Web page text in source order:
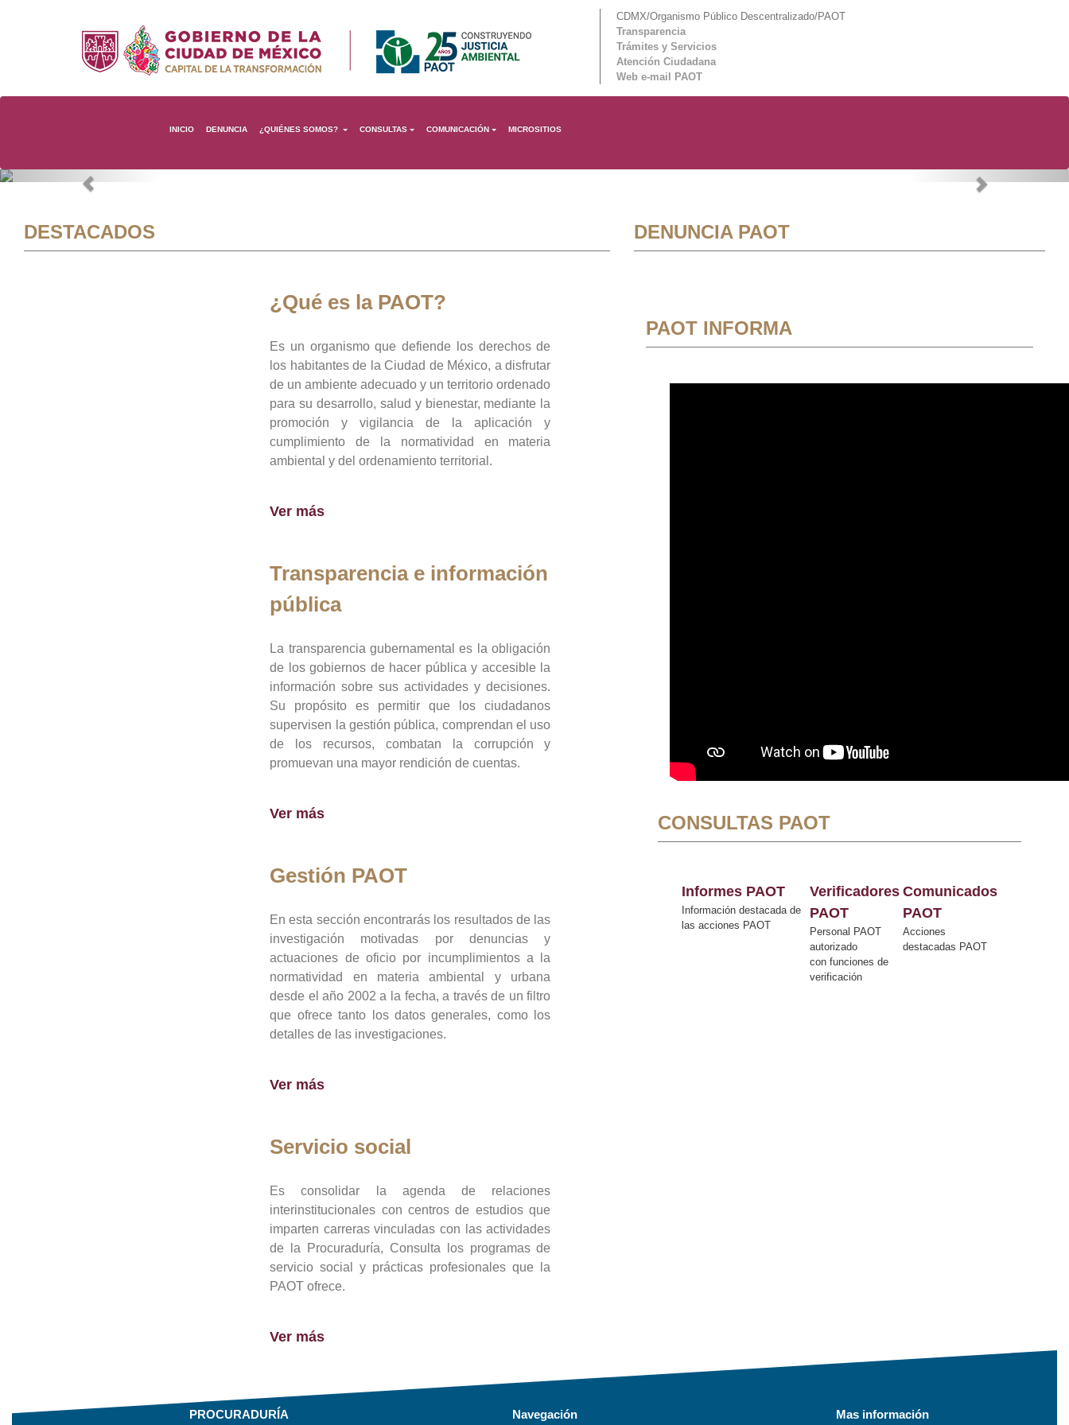
CDMX/Organismo Público Descentralizado/PAOT
Transparencia
Trámites y Servicios
Atención Ciudadana
Web e-mail PAOT
INICIO DENUNCIA ¿QUIÉNES SOMOS? CONSULTAS COMUNICACIÓN MICROSITIOS
Previous Next
DESTACADOS
¿Qué es la PAOT?
Es un organismo que defiende los derechos de
los habitantes de la Ciudad de México, a disfrutar
de un ambiente adecuado y un territorio ordenado
para su desarrollo, salud y bienestar, mediante la
promoción y vigilancia de la aplicación y
cumplimiento de la normatividad en materia
ambiental y del ordenamiento territorial.
Ver más
Transparencia e información
pública
La transparencia gubernamental es la obligación
de los gobiernos de hacer pública y accesible la
información sobre sus actividades y decisiones.
Su propósito es permitir que los ciudadanos
supervisen la gestión pública, comprendan el uso
de los recursos, combatan la corrupción y
promuevan una mayor rendición de cuentas.
Ver más
Gestión PAOT
En esta sección encontrarás los resultados de las
investigación motivadas por denuncias y
actuaciones de oficio por incumplimientos a la
normatividad en materia ambiental y urbana
desde el año 2002 a la fecha, a través de un filtro
que ofrece tanto los datos generales, como los
detalles de las investigaciones.
Ver más
Servicio social
Es consolidar la agenda de relaciones
interinstitucionales con centros de estudios que
imparten carreras vinculadas con las actividades
de la Procuraduría, Consulta los programas de
servicio social y prácticas profesionales que la
PAOT ofrece.
Ver más
DENUNCIA PAOT
PAOT INFORMA
CONSULTAS PAOT
Informes PAOT
Información destacada de
las acciones PAOT
Verificadores
PAOT
Personal PAOT
autorizado
con funciones de
verificación
Comunicados
PAOT
Acciones
destacadas PAOT
PROCURADURÍA Navegación Mas información